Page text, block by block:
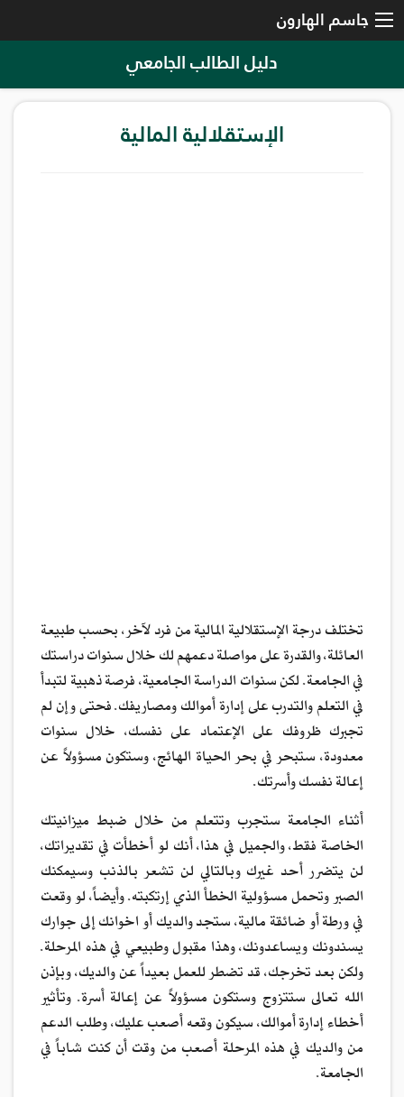
جاسم الهارون
دليل الطالب الجامعي
الإستقلالية المالية
تختلف درجة الإستقلالية المالية من فرد لآخر، بحسب طبيعة
العائلة، والقدرة على مواصلة دعمهم لك خلال سنوات دراستك
في الجامعة. لكن سنوات الدراسة الجامعية، فرصة ذهبية لتبدأ
في التعلم والتدرب على إدارة أموالك ومصاريفك. فحتى وإن لم
تجبرك ظروفك على الإعتماد على نفسك، خلال سنوات
معدودة، ستبحر في بحر الحياة الهائج، وستكون مسؤولاً عن
إعالة نفسك وأسرتك.
أثناء الجامعة ستجرب وتتعلم من خلال ضبط ميزانيتك
الخاصة فقط، والجميل في هذا، أنك لو أخطأت في تقديراتك،
لن يتضرر أحد غيرك وبالتالي لن تشعر بالذنب وسيمكنك
الصبر وتحمل مسؤولية الخطأ الذي إرتكبته. وأيضاً، لو وقعت
في ورطة أو ضائقة مالية، ستجد والديك أو اخوانك إلى جوارك
يسندونك ويساعدونك، وهذا مقبول وطبيعي في هذه المرحلة.
ولكن بعد تخرجك، قد تضطر للعمل بعيداً عن والديك، وبإذن
الله تعالى ستتزوج وستكون مسؤولاً عن إعالة أسرة. وتأثير
أخطاء إدارة أموالك، سيكون وقعه أصعب عليك، وطلب الدعم
من والديك في هذه المرحلة أصعب من وقت أن كنت شاباً في
الجامعة.